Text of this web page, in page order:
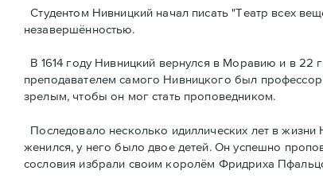
Студентом Нивницкий начал писать "Театр всех
незавершённостью.
В 1614 году Нивницкий вернулся в Моравию и в
преподавателем самого Нивницкого был
зрелым, чтобы он мог стать проповедником.
Последовало несколько идиллических лет в
женился, у него было двое детей. Он успешно
сословия избрали своим королём Фридриха